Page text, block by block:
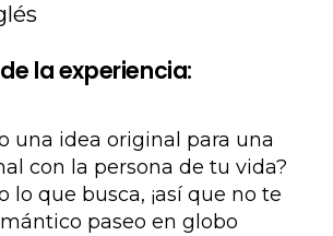
la experiencia:
una idea original para una
con la persona de tu vida?
lo que busca, ¡así que no te
paseo en globo